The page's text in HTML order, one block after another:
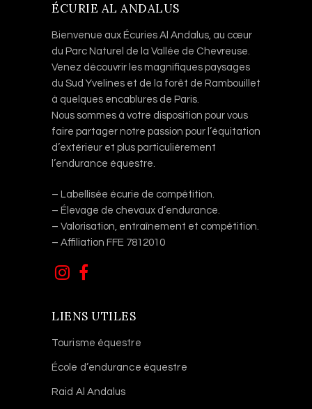
ÉCURIE AL ANDALUS
Bienvenue aux Écuries Al Andalus, au cœur
du Parc Naturel de la Vallée de Chevreuse.
Venez découvrir les magnifiques paysages
du Sud Yvelines et de la forêt de Rambouillet
à quelques encablures de Paris.
Nous sommes à votre disposition pour vous
faire partager notre passion pour l’équitation
d’extérieur et plus particulièrement
l’endurance équestre.
– Labellisée écurie de compétition.
– Élevage de chevaux d’endurance.
– Valorisation, entraînement et compétition.
– Affiliation FFE 7812010
LIENS UTILES
Tourisme équestre
École d’endurance équestre
Raid Al Andalus